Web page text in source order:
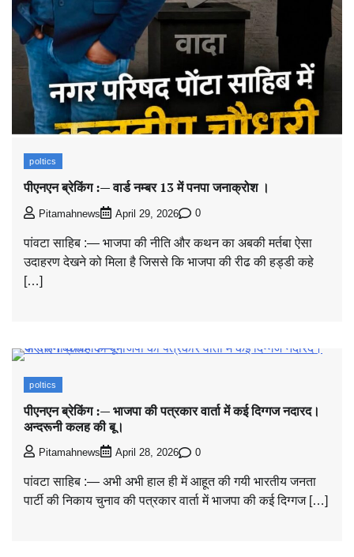
poltics
पीएनएन ब्रेकिं​ग :— वार्ड नम्बर 13 में पनपा जनाक्रोश ।
Pitamahnews April 29, 2026 0
पांवटा साहिब :— भाजपा की नीति और कथन का अबकी मर्तबा ऐसा
उदाहरण देखने को मिला है जिससे कि भाजपा की रीढ की हड्डी कहे
[…]
poltics
पीएनएन ब्रेकिंग :— भाजपा की पत्रकार वार्ता में कई दिग्गज नदारद।
अन्दरूनी कलह की बू।
Pitamahnews April 28, 2026 0
पांवटा साहिब :— अभी अभी हाल ही में आहूत की गयी भारतीय जनता
पार्टी की निकाय चुनाव की पत्रकार वार्ता में भाजपा की कई दिग्गज […]